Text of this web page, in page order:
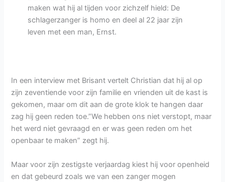
maken wat hij al tijden voor zichzelf hield: De
schlagerzanger is homo en deel al 22 jaar zijn
leven met een man, Ernst.
In een interview met Brisant vertelt Christian dat hij al op
zijn zeventiende voor zijn familie en vrienden uit de kast is
gekomen, maar om dit aan de grote klok te hangen daar
zag hij geen reden toe.”We hebben ons niet verstopt, maar
het werd niet gevraagd en er was geen reden om het
openbaar te maken” zegt hij.
Maar voor zijn zestigste verjaardag kiest hij voor openheid
en dat gebeurd zoals we van een zanger mogen